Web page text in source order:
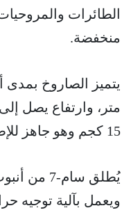
الطائرات
منخفضة.
15 كجم وهو جاهز للإطلاق.
يُطلق
ويعمل بآلية توجيه